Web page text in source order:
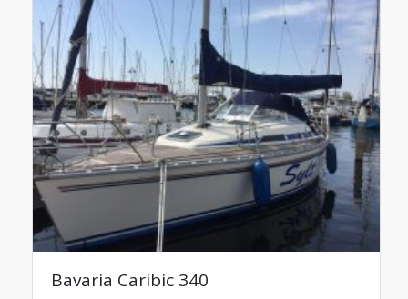
Bavaria Caribic 340